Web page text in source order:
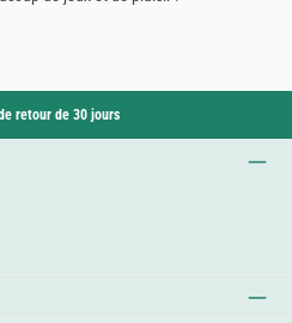
retour de 30 jours